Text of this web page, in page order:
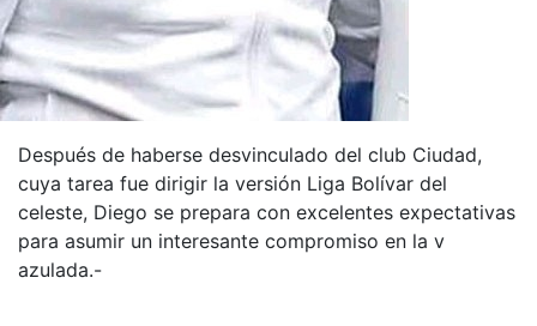
Después de haberse desvinculado del club Ciudad,
cuya tarea fue dirigir la versión Liga Bolívar del
celeste, Diego se prepara con excelentes expectativas
para asumir un interesante compromiso en la v
azulada.-